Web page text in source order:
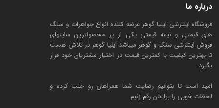
درباره ما
فروشگاه اینترنتی ایلیا گوهر عرضه کننده انواع جواهرات و سنگ
های قیمتی و نیمه قیمتی یکی از پر محصولترین سایتهای
فروش اینترنتی سنگ و گوهر میباشد ایلیا گوهر در تلاش هست
تا بهترین کیفیت با کمترین قیمت در اختیار مشتریان خود قرار
بگیرد.
امید است تا بتوانیم رضایت شما همراهان رو جلب کرده و
لحظات خوبی را برایتان رقم زنیم.